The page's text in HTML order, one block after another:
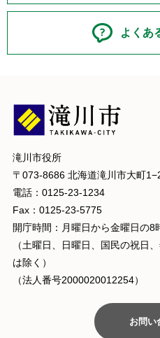
よくあ
滝川市役所
〒073-8686 北海道滝川市大町
電話：0125-23-1234
Fax：0125-23-5775
開庁時間：月曜日から金曜日の
（土曜日、日曜日、国民の祝日
は除く）
（法人番号2000020012254）
お問い